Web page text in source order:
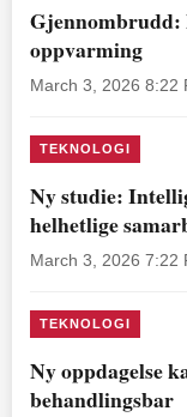
Gjennombrudd:
oppvarming
March 3, 2026 8:22
TEKNOLOGI
Ny studie:
helhetlige
March 3, 2026 7:22
TEKNOLOGI
Ny oppdagelse
behandlingsbar